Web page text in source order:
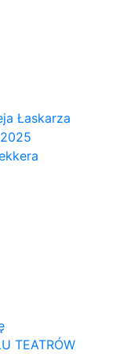
Łaskarza
TEATRÓW